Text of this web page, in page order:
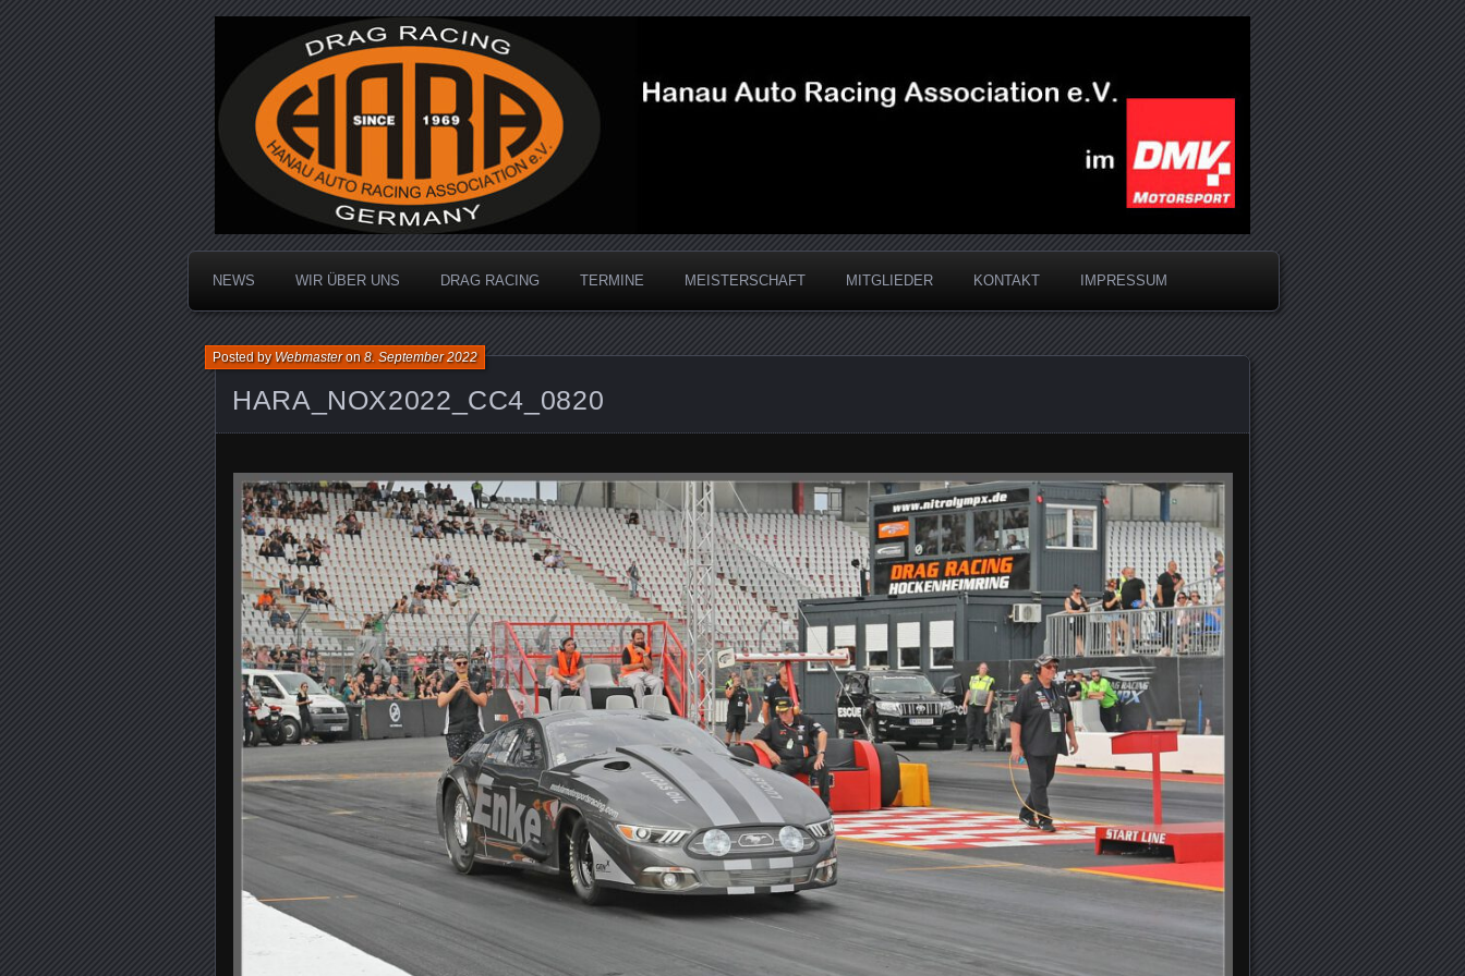
Hanau Auto Racing Association
Dragracing auf der 1/4 Meile
NEWS WIR ÜBER UNS DRAG RACING TERMINE MEISTERSCHAFT MITGLIEDER KONTAKT IMPRESSUM
HARA_NOX2022_CC4_0820
Posted byWebmasteron8. September 2022